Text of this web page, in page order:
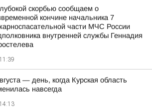
скорбью сообщаем о
кончине начальника 7
части МЧС России
внутренней службы Геннадия
11:39
— день, когда Курская область
навсегда
14:13